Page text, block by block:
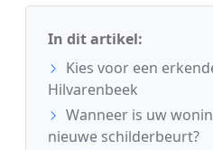
In dit artikel:
Kies voor een
Hilvarenbeek
Wanneer is uw
nieuwe schilderbeurt?